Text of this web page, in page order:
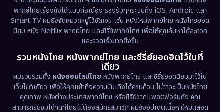
Epic มหากาพย์ (227)
Erotic (36)
Family ครอบครัว (375)
Fantasy จินตนาการ (338)
Fiction (9)
พากย์ไทยเรื่องดังได้แบบต่อเนื่อง รองรับทุกระบบทั้ง iOS, Android และ
Smart TV ผมยังจัดหมวดหมู่ไว้ชัดเจน เช่น หนังใหม่พากย์ไทย หนังไทยยอด
นิยม หนัง Netflix พากย์ไทย และซีรี่ย์พากย์ไทย เพื่อให้คุณค้นหาได้สะดวก
และรวดเร็วมากยิ่งขึ้น
รวมหนังไทย หนังพากย์ไทย และซีรี่ย์ยอดฮิตไว้ในที่
เดียว
ผมรวบรวมทั้ง หนังออนไลน์ไทย หนังพากย์ไทย และซีรี่ย์ยอดนิยมมาไว้ใน
เว็บไซต์เดียว เพื่อให้คุณเข้าถึงความบันเทิงได้ครบถ้วน ไม่ว่าจะเป็นหนังไทย
คุณภาพ หนังต่างประเทศพากย์ไทย หรือซีรี่ย์จากแพลตฟอร์มดัง คุณ
สามารถรับชมได้ทันทีโดยไม่ต้องสมัครสมาชิก ผมยังอัปเดตเนื้อหาใหม่ตลอด